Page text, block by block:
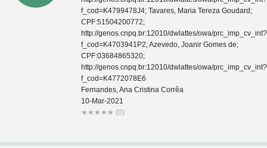
f_cod=K4799478J4; Tavares, Maria Tereza Goudard;
CPF:51504200772;
http://genos.cnpq.br:12010/dwlattes/owa/prc_imp_cv_int?
f_cod=K4703941P2; Azevedo, Joanir Gomes de;
CPF:03684865320;
http://genos.cnpq.br:12010/dwlattes/owa/prc_imp_cv_int?
f_cod=K4772078E6
Fernandes, Ana Cristina Corrêa
10-Mar-2021
★ ★ ★ ★ ★ (0)